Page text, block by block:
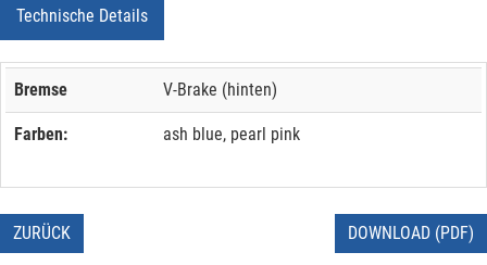
Technische Details
Bremse V-Brake (hinten)
Farben: ash blue, pearl pink
ZURÜCK DOWNLOAD (PDF)